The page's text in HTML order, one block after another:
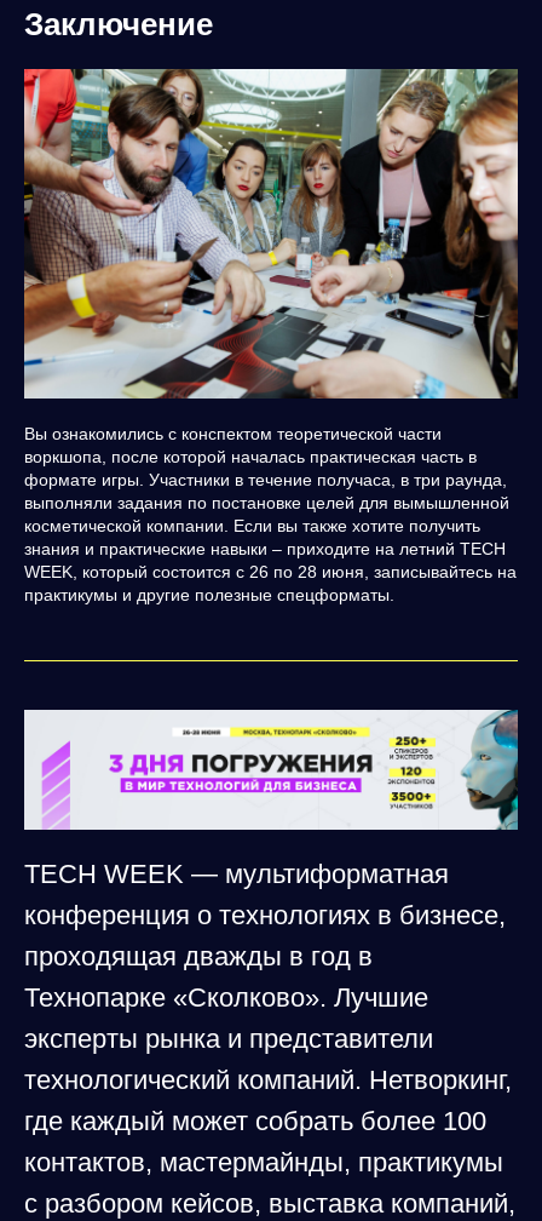
Заключение
Вы ознакомились с конспектом теоретической части
воркшопа, после которой началась практическая часть в
формате игры. Участники в течение получаса, в три раунда,
выполняли задания по постановке целей для вымышленной
косметической компании. Если вы также хотите получить
знания и практические навыки – приходите на летний TECH
WEEK, который состоится с 26 по 28 июня, записывайтесь на
практикумы и другие полезные спецформаты.
TECH WEEK — мультиформатная
конференция о технологиях в бизнесе,
проходящая дважды в год в
Технопарке «Сколково». Лучшие
эксперты рынка и представители
технологический компаний. Нетворкинг,
где каждый может собрать более 100
контактов, мастермайнды, практикумы
с разбором кейсов, выставка компаний,